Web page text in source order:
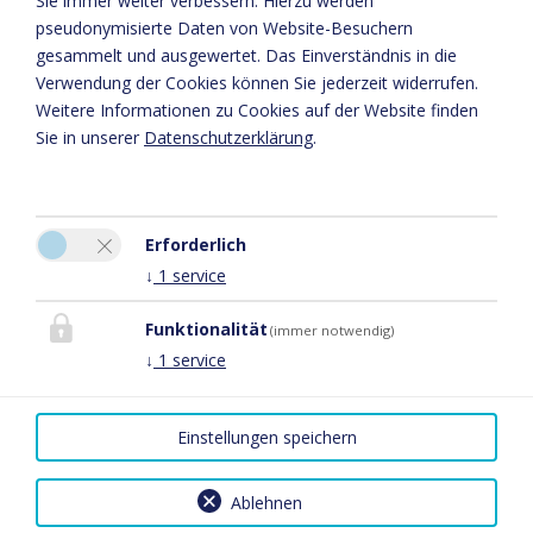
Stefan Metzler GmbH
Gästehaus Stefan Metzler
An den sechzig Morgen 2
55234 Gau-Heppenheim
Tel.:0673142704
E-Mail:info@stefanmetzler.de
Facebook
pseudonymisierte Daten von Website-Besuchern
gesammelt und ausgewertet. Das Einverständnis in die
Verwendung der Cookies können Sie jederzeit widerrufen.
Weitere Informationen zu Cookies auf der Website finden
Sie in unserer Datenschutzerklärung.
Erforderlich
↓ 1 service
Funktionalität (immer notwendig)
↓ 1 service
Ablehnen
Einstellungen speichern